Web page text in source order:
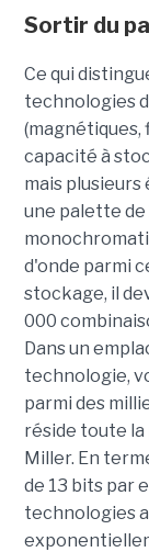
Sortir du
Ce qui
technologies
(magnétiques,
capacité à
mais
une palette de
d'onde parmi
stockage, il
000
Dans un
technologie,
parmi des
réside toute la
Miller. En
de 13 bits par
technologies